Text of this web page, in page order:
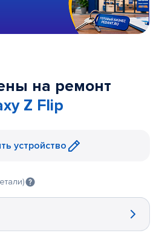
на ремонт
Z Flip
устройство